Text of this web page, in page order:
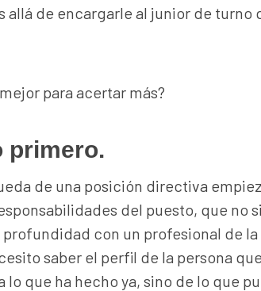
allá de encargarle al junior de
primero.
de una posición directiva
del puesto, que no
con un profesional de la
saber el perfil de la persona
lo que ha hecho ya, sino de lo que